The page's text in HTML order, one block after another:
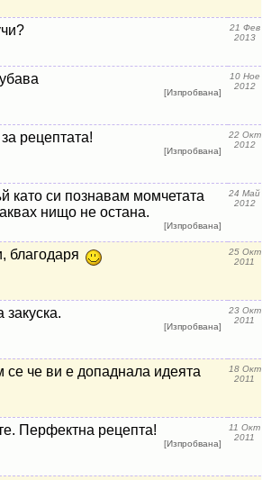
21 Фев
2013
[Изпробвана]
10 Ное
2012
рецептата!
[Изпробвана]
22 Окт
2012
като си познавам момчетата
нищо не остана.
[Изпробвана]
24 Май
2012
благодаря
25 Окт
2011
[Изпробвана]
23 Окт
2011
че ви е допаднала идеята
18 Окт
2011
Перфектна рецепта!
[Изпробвана]
11 Окт
2011